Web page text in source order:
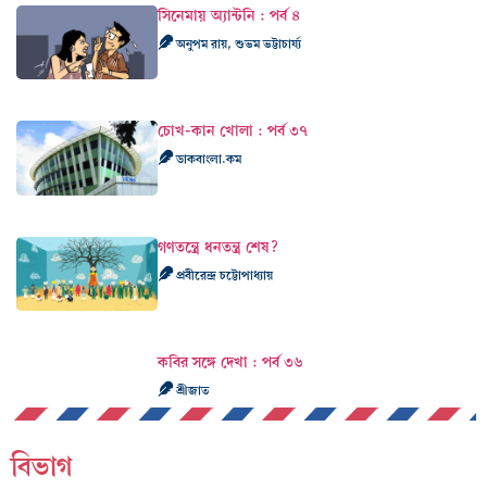
সিনেমায় অ্যান্টনি : পর্ব ৪
অনুপম রায়, শুভম ভট্টাচার্য্য
চোখ-কান খোলা : পর্ব ৩৭
ডাকবাংলা.কম
গণতন্ত্রে ধনতন্ত্র শেষ?
প্রবীরেন্দ্র চট্টোপাধ্যায়
কবির সঙ্গে দেখা : পর্ব ৩৬
শ্রীজাত
বিভাগ